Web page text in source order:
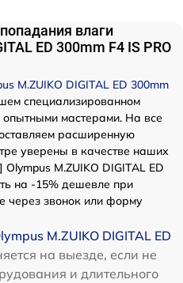
влаги
ED 300mm F4 IS PRO
M.ZUIKO DIGITAL ED 300mm
специализированном
опытными мастерами. На все
расширенную
уверены в качестве наших
M.ZUIKO DIGITAL ED
на -15% дешевле при
через звонок или форму
M.ZUIKO DIGITAL ED
на выезде, если не
и длительного